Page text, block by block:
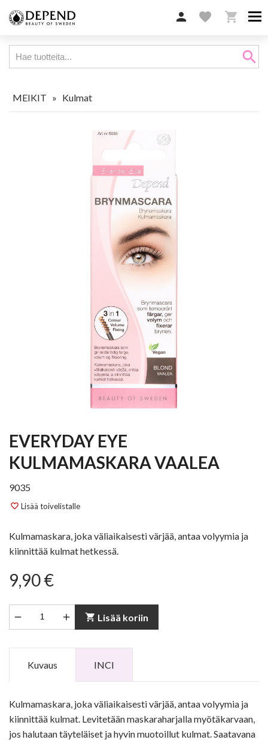
 favorite 
search
MEIKIT » Kulmat
EVERYDAY EYE
KULMAMASKARA VAALEA
9035
favorite_border Lisää toivelistalle
Kulmamaskara, joka väliaikaisesti värjää, antaa volyymia ja
kiinnittää kulmat hetkessä.
9,90 €
  shopping_cart Lisää koriin
Kuvaus INCI
Kulmamaskara, joka väliaikaisesti värjää, antaa volyymia ja
kiinnittää kulmat. Levitetään maskaraharjalla myötäkarvaan,
jos halutaan täyteläiset ja hyvin muotoillut kulmat. Saatavana